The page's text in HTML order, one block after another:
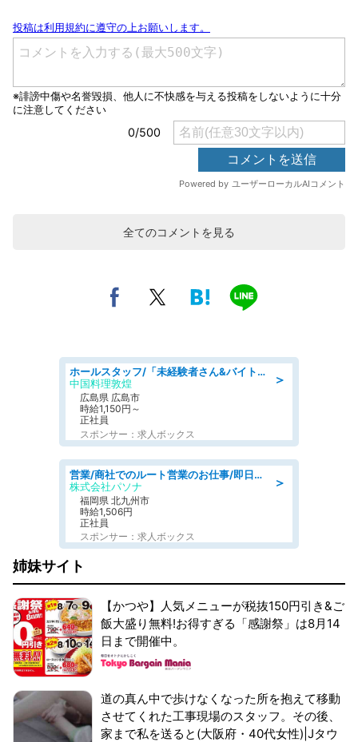
全てのコメントを見る
＞
ホールスタッフ/「未経験者さん&バイトデビューも大歓迎」残業ほぼなし×1日3時間〜勤務OK!フォロー体制も充実/広島県/広島市南区
中国料理敦煌
広島県 広島市
時給1,150円～
正社員
スポンサー：求人ボックス
＞
営業/商社でのルート営業のお仕事/即日勤務可/車通勤可/営業
株式会社パソナ
福岡県 北九州市
時給1,506円
正社員
スポンサー：求人ボックス
姉妹サイト
【かつや】人気メニューが税抜150円引き&ご
飯大盛り無料!お得すぎる「感謝祭」は8月14
日まで開催中。
道の真ん中で歩けなくなった所を抱えて移動
させてくれた工事現場のスタッフ。その後、
家まで私を送ると(大阪府・40代女性)|Jタウ